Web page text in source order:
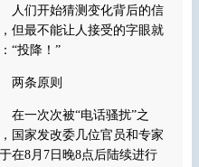
们开始猜测变化背后的信
但最不能让人接受的字眼就
“投降！”
条原则
一次次被“电话骚扰”之
国家发改委几位官员和专家
在8月7日晚8点后陆续进行